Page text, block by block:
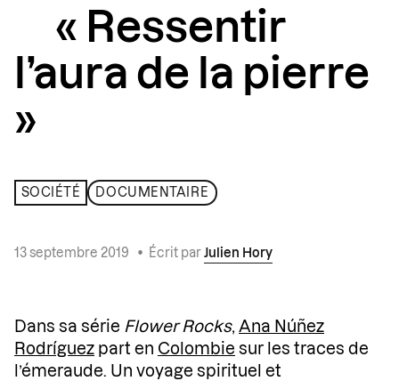
« Ressentir
l’aura de la pierre
»
SOCIÉTÉ DOCUMENTAIRE
13 septembre 2019 • Écrit par Julien Hory
Dans sa série Flower Rocks, Ana Núñez
Rodríguez part en Colombie sur les traces de
l’émeraude. Un voyage spirituel et